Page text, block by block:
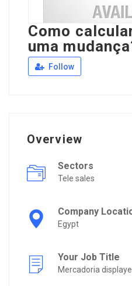
Como
uma
Follow
Overview
Sectors
Tele sales
Company
Egypt
Your Job Title
Mercadoria